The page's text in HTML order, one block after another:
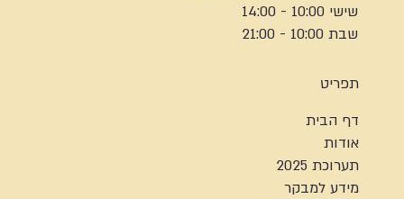
שישי 10:00 - 14:00
שבת 10:00 - 21:00
תפריט
דף הבית
אודות
תערוכת 2025
מידע למבקר